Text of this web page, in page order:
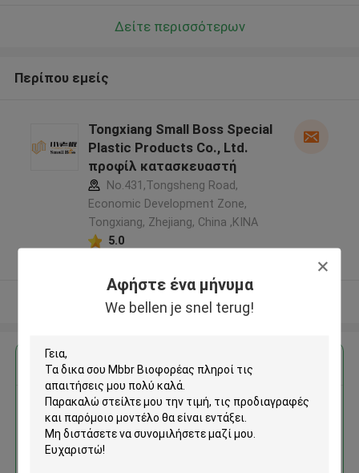
Αφήστε ένα μήνυμα
We bellen je snel terug!
Δείτε περισσότερων
Περίπου εμείς
Tongxiang Small Boss Special
Plastic Products Co., Ltd.
προφίλ κατασκευαστή
No.431,Tongsheng Road,
Economic Development Zone,
Tongxiang, Zhejiang, China ,ΚΙΝΑ
5.0
Δείτε περισσότερων
Αποκτήστε την καλύτερη τιμή για
Mbbr Βιοφορέας